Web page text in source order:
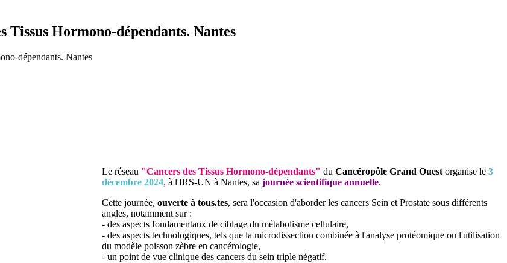
Tissus Hormono-dépendants. Nantes
dépendants. Nantes
Le réseau "Cancers des Tissus Hormono-dépendants" du Cancéropôle Grand Ouest organise le 3
décembre 2024, à l'IRS-UN à Nantes, sa journée scientifique annuelle.
Cette journée, ouverte à tous.tes, sera l'occasion d'aborder les cancers Sein et Prostate sous différents
angles, notamment sur :
- des aspects fondamentaux de ciblage du métabolisme cellulaire,
- des aspects technologiques, tels que la microdissection combinée à l'analyse protéomique ou l'utilisation
du modèle poisson zèbre en cancérologie,
- un point de vue clinique des cancers du sein triple négatif.